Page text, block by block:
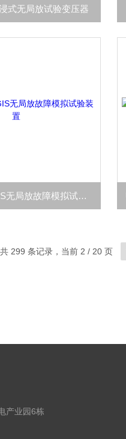
式无局放试验变压器
UHVIW系列 GIS无局放故障模拟试验装置
共 299 条记录，当前 2 / 20 页
产业园6栋